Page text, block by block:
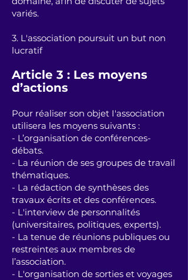
variés.
3. L'association poursuit un but non
lucratif
Article 3 : Les moyens
d’actions
Pour réaliser son objet I'association
utilisera les moyens suivants :
- L’organisation de conférences-
débats.
- La réunion de ses groupes de travail
thématiques.
- La rédaction de synthèses des
travaux écrits et des conférences.
- L'interview de personnalités
(universitaires, politiques, experts).
- La tenue de réunions publiques ou
restreintes aux membres de
l’association.
- L'organisation de sorties et voyages